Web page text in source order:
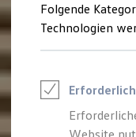
Leasing
Folgende
Technologien
Website